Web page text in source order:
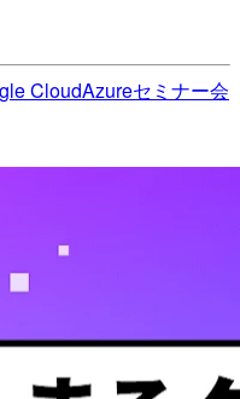
CloudAzureセミナー会